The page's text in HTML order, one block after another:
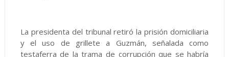
La presidenta del tribunal retiró la prisión domiciliaria
y el uso de grillete a Guzmán, señalada como
testaferra de la trama de corrupción que se habría